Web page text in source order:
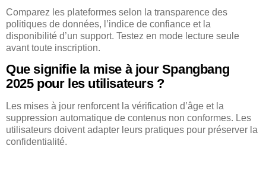
Comparez les plateformes selon la transparence des
politiques de données, l’indice de confiance et la
disponibilité d’un support. Testez en mode lecture seule
avant toute inscription.
Que signifie la mise à jour Spangbang
2025 pour les utilisateurs ?
Les mises à jour renforcent la vérification d’âge et la
suppression automatique de contenus non conformes. Les
utilisateurs doivent adapter leurs pratiques pour préserver la
confidentialité.